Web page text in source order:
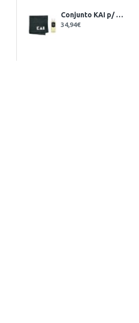
Conjunto KAI p/ Manutenção de Facas
34,94€